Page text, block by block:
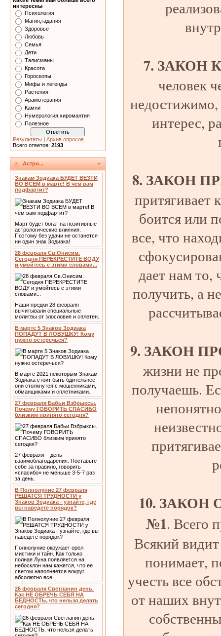
интересны
Психология
Магия,гадания
Здоровье
Любовь
Семья
Дети
Талисманы
Красота
Гороскопы
Мифы и легенды
Растения
Арамотерапия
Камни
Нумерология,хиромантия
Полезное
Результаты | Архив опросов
Всего ответов: 2193
Астро...
Знакам Зодиака БУДЕТ ВЕЗТИ
ВО ВСЕМ в марте! В чем вам
подфартит?
Март будет богат на позитивные
астрологические влияния.
Поэтому без удачи не останется
ни один знак Зодиака!
28 февраля Св.Онисим.
Сегодня ПЕРЕКРЕСТИТЕ ВОДУ
и умойтесь с этими словами...
Наши предки 28 февраля
вычитывали специальные
молитвы от злословия и сплетен.
В марте 5 Знаков Зодиака
ПОПАДУТ В ЛОВУШКУ! Кому
нужно остеречься?
В марте 2021 некоторым Знакам
Зодиака стоит быть бдительнее -
они столкнутся с мошенниками,
обманщиками и сплетниками.
27 февраля Бабьи Взбрыксы.
Почему ГОВОРИТЬ СПАСИБО
близким принято сегодня?
27 февраля – день
взаимоблагодарения. Поставьте
себе за правило, говорить
«спасибо» не меньше 3-5-7 раз
за день.
В Полнолуние 27 февраля
РЕШАТСЯ ТРУДНОСТИ у
Знаков Зодиака - узнайте, где
вы наведете порядок?
Полнолуние окружает орел
мистики и тайн. Как только
полная Луна появляется на
небосклон нам кажется, что ее
светом наполняется вокруг
абсолютно все.
26 февраля Светланин день.
Как НЕ ОБРЕЧЬ СЕБЯ НА
БЕДНОСТЬ, что нельзя делать
сегодня?
7. ЗАКОН
человек
недостижимо,
интерес,
8. ЗАКОН
притягивает
боится или
все, что
дает нам то,
получить, а
9. ЗАКОН
жизни не
получаешь.
10.
№1. Всего
Всякий
понимает,
учесть все
от наших